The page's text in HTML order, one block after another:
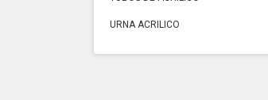
URNA ACRILICO